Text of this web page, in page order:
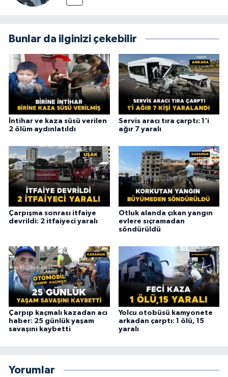
Bunlar da ilginizi çekebilir
İntihar ve kaza süsü verilen
2 ölüm aydınlatıldı
Servis aracı tıra çarptı: 1'i
ağır 7 yaralı
Çarpışma sonrası itfaiye
devrildi: 2 itfaiyeci yaralı
Otluk alanda çıkan yangın
evlere sıçramadan
söndürüldü
Çarpıp kaçmalı kazadan acı
haber: 25 günlük yaşam
savaşını kaybetti
Yolcu otobüsü kamyonete
arkadan çarptı: 1 ölü, 15
yaralı
Yorumlar